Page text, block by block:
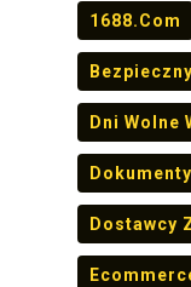
1688.com
Dni Wolne
Dostawcy